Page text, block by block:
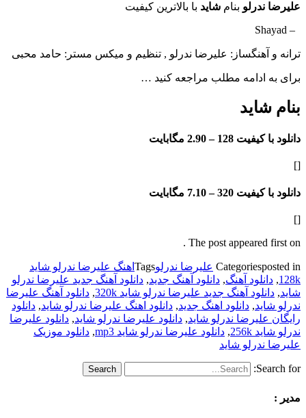
علیرضا ندرلو بنام شاید با بالاترین کیفیت
– Shayad
ترانه و آهنگساز: علیرضا ندرلو , تنظیم و میکس مستر: حامد محبی
برای به ادامه مطلب مراجعه کنید …
بنام شاید
دانلود با کیفیت 128 – 2.90 مگابایت
[]
دانلود با کیفیت 320 – 7.10 مگابایت
[]
The post appeared first on .
Categoriesposted in علیرضا ندرلوTags اهنگ علیرضا ندرلو شاید
128k
, دانلود آهنگ, دانلود آهنگ جدید, دانلود آهنگ جدید علیرضا ندرلو
شاید, دانلود آهنگ جدید علیرضا ندرلو شاید 320k , دانلود آهنگ علیرضا
ندرلو شاید, دانلود اهنگ جدید, دانلود اهنگ علیرضا ندرلو شاید, دانلود
رایگان علیرضا ندرلو شاید, دانلود علیرضا ندرلو شاید, دانلود علیرضا
ندرلو شاید 256k
, دانلود علیرضا ندرلو شاید mp3 , دانلود موزیک
علیرضا ندرلو شاید
Search for:
مدیر :